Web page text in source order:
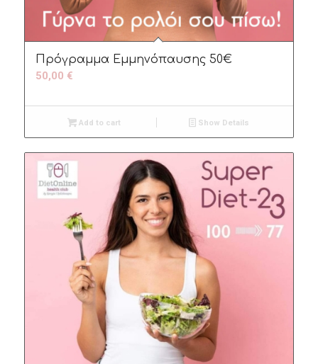
Πρόγραμμα Εμμηνόπαυσης 50€
50,00 €
Add to cart Show Details